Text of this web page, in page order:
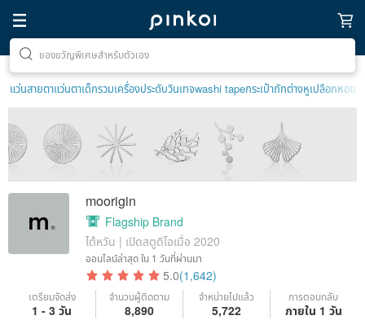
ตามหาไอเทมฮีลใจ
แว่นสายตาแว่นตาเด็กรวมเครื่องประดับวินเทจwashi tapeกระเป๋าถักต่างหูเปลือกหอย
moorigin
Flagship Brand
ไต้หวัน | เปิดสตูดิโอเมื่อ 2020
ออนไลน์ล่าสุดใน 1 วันที่ผ่านมา
5.0(1,642)
เตรียมจัดส่ง
1 - 3 วัน
จำนวนผู้ติดตาม
8,890
จำหน่ายไปแล้ว
5,722
การตอบกลับ
ภายใน 1 วัน